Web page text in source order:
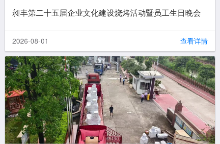
昶丰第二十五届企业文化建设烧烤活动暨员工生日晚会
2026-08-01 查看详情